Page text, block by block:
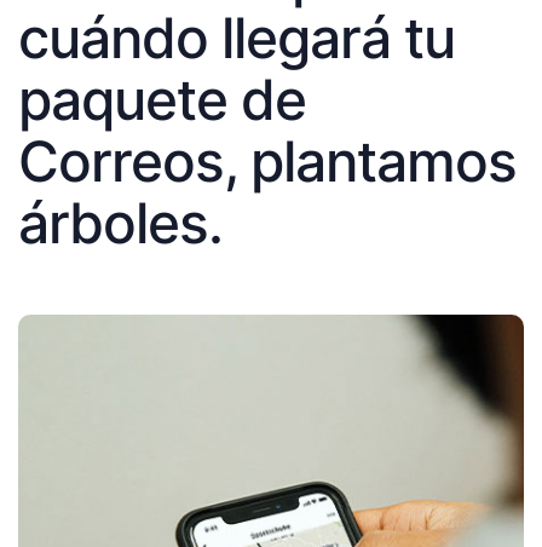
cuándo llegará tu
paquete de
Correos, plantamos
árboles.